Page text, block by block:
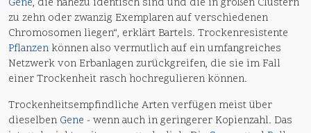
Gene, die nahezu identisch sind und die in großen Clustern
zu zehn oder zwanzig Exemplaren auf verschiedenen
Chromosomen liegen“, erklärt Bartels. Trockenresistente
Pflanzen können also vermutlich auf ein umfangreiches
Netzwerk von Erbanlagen zurückgreifen, die sie im Fall
einer Trockenheit rasch hochregulieren können.
Trockenheitsempfindliche Arten verfügen meist über
dieselben Gene - wenn auch in geringerer Kopienzahl. Das